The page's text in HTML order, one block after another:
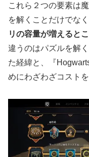
これら２つの要素は
を解くことだけでなく
リの容量が増えると
違うのはパズルを解
た経緯と、『
めにわざわざコスト